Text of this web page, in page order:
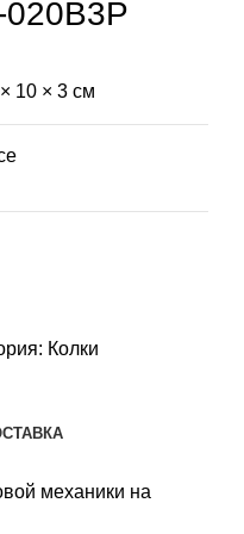
020B3P
10 × 3 см
Колки
механики на